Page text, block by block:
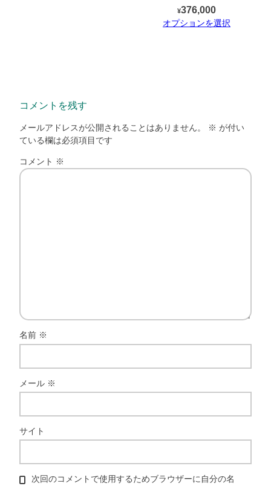
¥376,000
オプションを選択
コメントを残す
メールアドレスが公開されることはありません。 ※ が付い
ている欄は必須項目です
コメント ※
名前 ※
メール ※
サイト
次回のコメントで使用するためブラウザーに自分の名